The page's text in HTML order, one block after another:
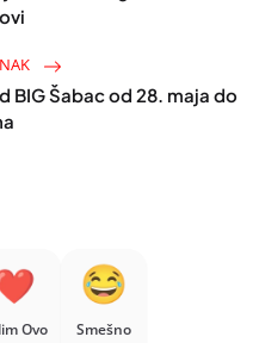
BIG Šabac od 28. maja do
Ovo Smešno